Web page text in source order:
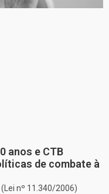
anos e CTB
de combate à
nº 11.340/2006)